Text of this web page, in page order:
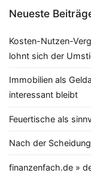
Neueste
Kosten-Nutzen-
lohnt sich der
Immobilien als
interessant bleibt
Feuertische als
Nach der
finanzenfach.de »